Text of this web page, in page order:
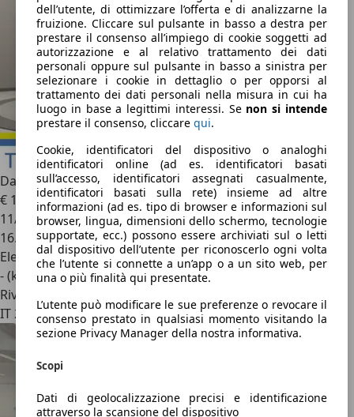
dell’utente, di ottimizzare l’offerta e di analizzarne la
fruizione. Cliccare sul pulsante in basso a destra per
prestare il consenso all’impiego di cookie soggetti ad
autorizzazione e al relativo trattamento dei dati
personali oppure sul pulsante in basso a sinistra per
selezionare i cookie in dettaglio o per opporsi al
trattamento dei dati personali nella misura in cui ha
luogo in base a legittimi interessi. Se non si intende
prestare il consenso, cliccare qui.
Cookie, identificatori del dispositivo o analoghi
identificatori online (ad es. identificatori basati
sull’accesso, identificatori assegnati casualmente,
identificatori basati sulla rete) insieme ad altre
informazioni (ad es. tipo di browser e informazioni sul
browser, lingua, dimensioni dello schermo, tecnologie
supportate, ecc.) possono essere archiviati sul o letti
dal dispositivo dell’utente per riconoscerlo ogni volta
che l’utente si connette a un’app o a un sito web, per
una o più finalità qui presentate.
L’utente può modificare le sue preferenze o revocare il
consenso prestato in qualsiasi momento visitando la
sezione Privacy Manager della nostra informativa.
Scopi
Dati di geolocalizzazione precisi e identificazione
attraverso la scansione del dispositivo
Dacia SpringElectric 65 Extreme
€ 11.9501
11/2023
16.966 km
Elettrica
- (kWh/100 km)
Rivenditore
IT 24045